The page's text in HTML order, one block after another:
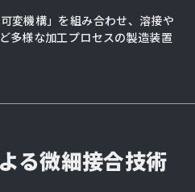
変機構」を組み合わせ、溶接や
多様な加工プロセスの製造装置
る微細接合技術